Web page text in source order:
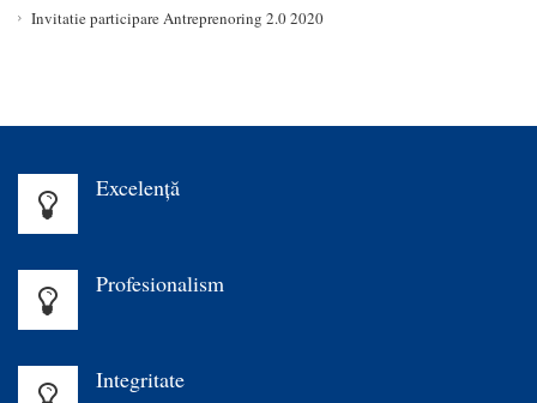
Invitatie participare Antreprenoring 2.0 2020
Excelenţă
Profesionalism
Integritate